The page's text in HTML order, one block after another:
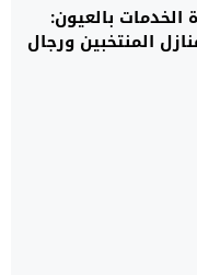
بالعيون:
المنتخبين ورجال